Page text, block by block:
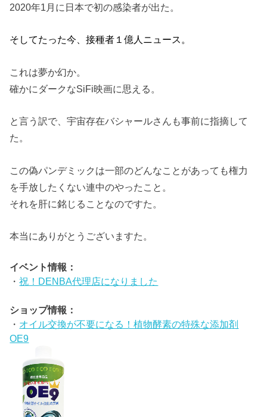
2020年1月に日本で初の感染者が出た。
そしてたった今、接種者１億人ニュース。
これは夢か幻か。
確かにダークなSiFi映画に思える。
と言う訳で、宇宙存在バシャールさんも事前に指摘して
た。
この偽パンデミックは一部のどんなことがあっても権力
を手放したくない連中のやったこと。
それを肝に銘じることなのですた。
本当にありがとうございますた。
イベント情報：
・祝！DENBA代理店になりました
ショップ情報：
・ オイル交換が不要になる！植物酵素の特殊な添加剤
OE9